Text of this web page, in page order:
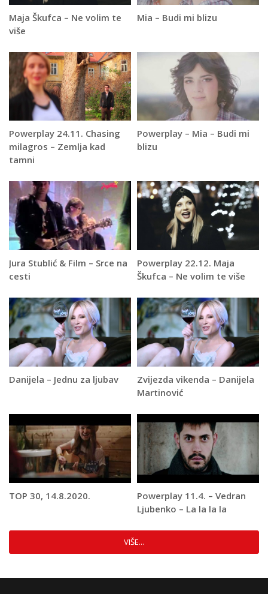
Maja Škufca – Ne volim te
više
Mia – Budi mi blizu
Powerplay 24.11. Chasing
milagros – Zemlja kad
tamni
Powerplay – Mia – Budi mi
blizu
Jura Stublić & Film – Srce na
cesti
Powerplay 22.12. Maja
Škufca – Ne volim te više
Danijela – Jednu za ljubav
Zvijezda vikenda – Danijela
Martinović
TOP 30, 14.8.2020.
Powerplay 11.4. – Vedran
Ljubenko – La la la la
VIŠE...